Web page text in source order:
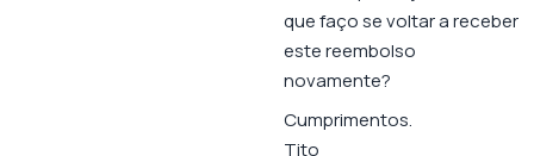
que faço se voltar a receber
este reembolso
novamente?
Cumprimentos.
Tito